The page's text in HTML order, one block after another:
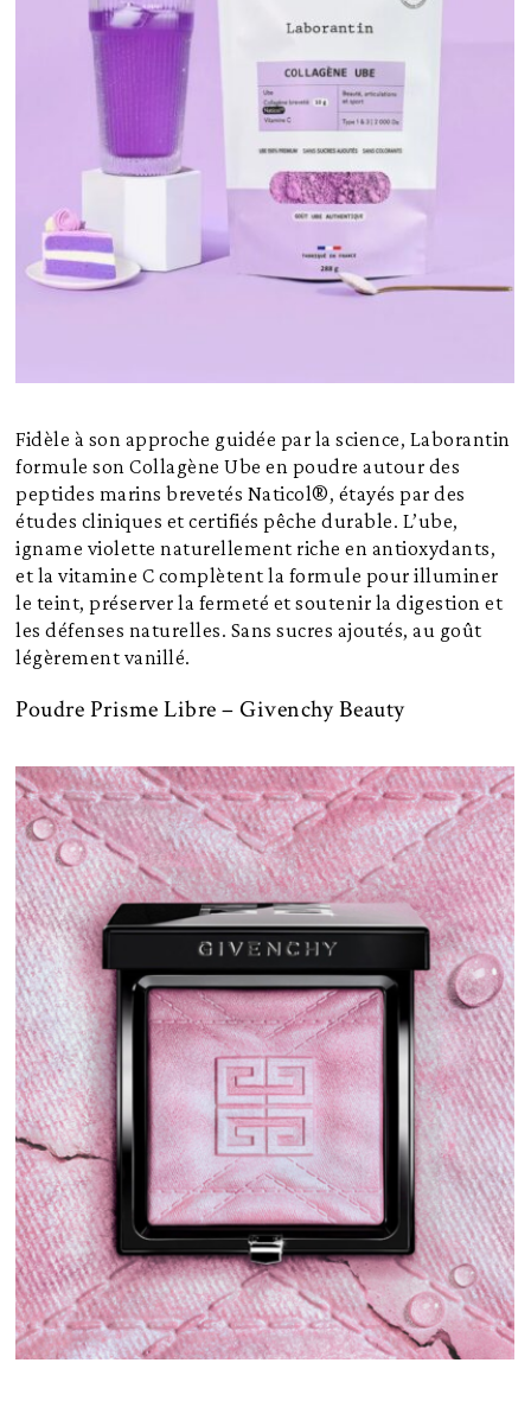
Fidèle à son approche guidée par la science, Laborantin
formule son Collagène Ube en poudre autour des
peptides marins brevetés Naticol®, étayés par des
études cliniques et certifiés pêche durable. L’ube,
igname violette naturellement riche en antioxydants,
et la vitamine C complètent la formule pour illuminer
le teint, préserver la fermeté et soutenir la digestion et
les défenses naturelles. Sans sucres ajoutés, au goût
légèrement vanillé.
Poudre Prisme Libre – Givenchy Beauty